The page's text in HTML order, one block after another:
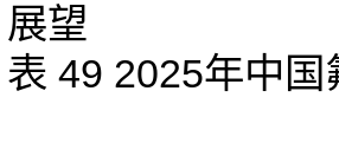
展望
表 49 2025年中